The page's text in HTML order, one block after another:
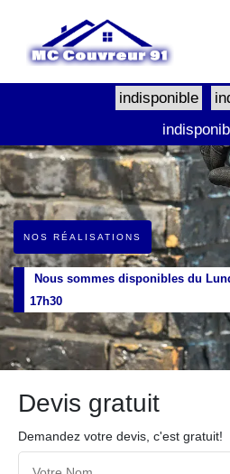
indisponible
NOS RÉALISATIONS
Nous sommes disponibles du
17h30
Devis gratuit
Demandez votre devis, c'est gratuit!